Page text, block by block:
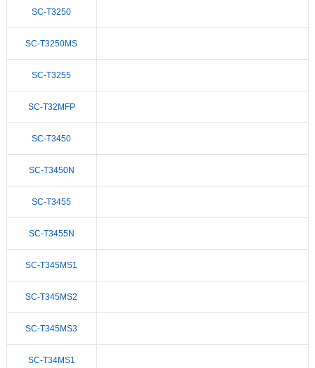
SC-T3250
SC-T3250MS
SC-T3255
SC-T32MFP
SC-T3450
SC-T3450N
SC-T3455
SC-T3455N
SC-T345MS1
SC-T345MS2
SC-T345MS3
SC-T34MS1